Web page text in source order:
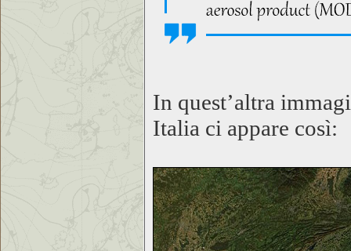
In quest’altra
Italia ci appare così: